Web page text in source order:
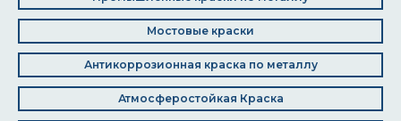
Мостовые краски
Антикоррозионная краска по металлу
Атмосферостойкая Краска